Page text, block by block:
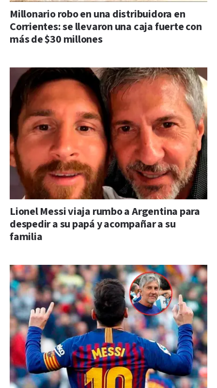
Millonario robo en una distribuidora en
Corrientes: se llevaron una caja fuerte con
más de $30 millones
Lionel Messi viaja rumbo a Argentina para
despedir a su papá y acompañar a su
familia